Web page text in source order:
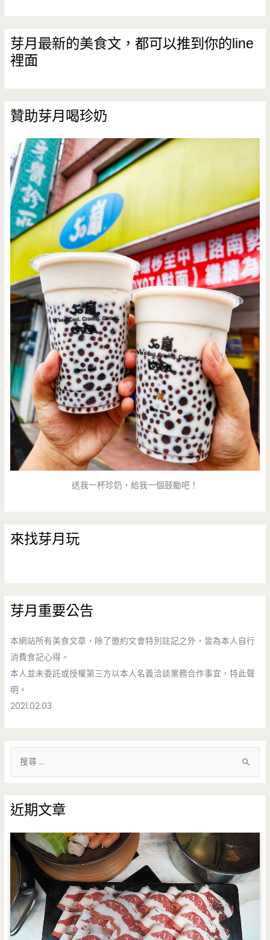
芽月最新的美食文，都可以推到你的line
裡面
贊助芽月喝珍奶
送我一杯珍奶，給我一個鼓勵吧！
來找芽月玩
芽月重要公告
本網站所有美食文章，除了邀約文會特別註記之外，皆為本人自行
消費食記心得。
本人並未委託或授權第三方以本人名義洽談業務合作事宜，特此聲
明。
2021.02.03
鍵
字
:
近期文章